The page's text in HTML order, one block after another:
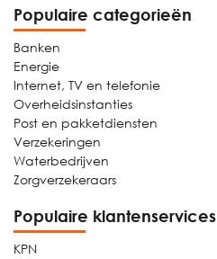
Populaire categorieën
Banken
Energie
Internet, TV en telefonie
Overheidsinstanties
Post en pakketdiensten
Verzekeringen
Waterbedrijven
Zorgverzekeraars
Populaire klantenservices
KPN